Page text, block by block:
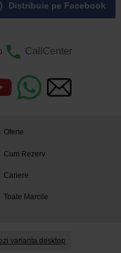
Distribuie pe Facebook
CallCenter
Oferte
Cum Rezerv
Cariere
Toate Marcile
varianta desktop